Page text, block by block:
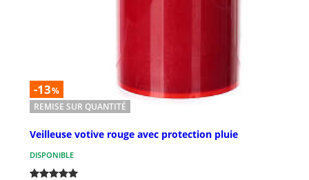
-13%
REMISE SUR QUANTITÉ
Veilleuse votive rouge avec protection pluie
DISPONIBLE